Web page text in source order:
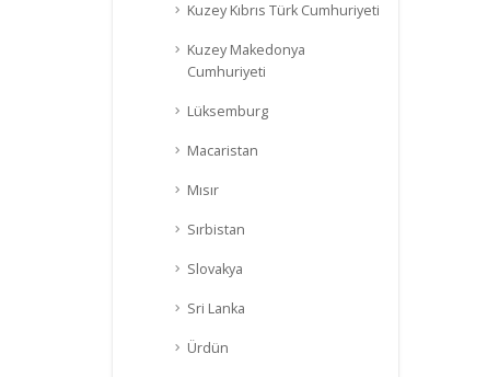
Kuzey Kıbrıs Türk Cumhuriyeti
Kuzey Makedonya
Cumhuriyeti
Lüksemburg
Macaristan
Mısır
Sırbistan
Slovakya
Sri Lanka
Ürdün